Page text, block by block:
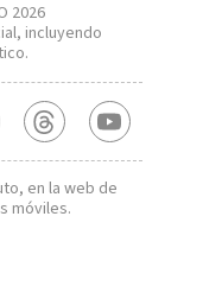
2026
incluyendo
en la web de
móviles.